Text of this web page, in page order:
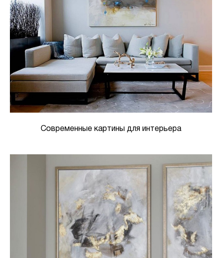
Современные картины для интерьера